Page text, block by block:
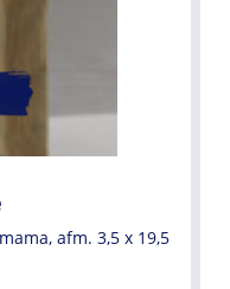
afm. 3,5 x 19,5